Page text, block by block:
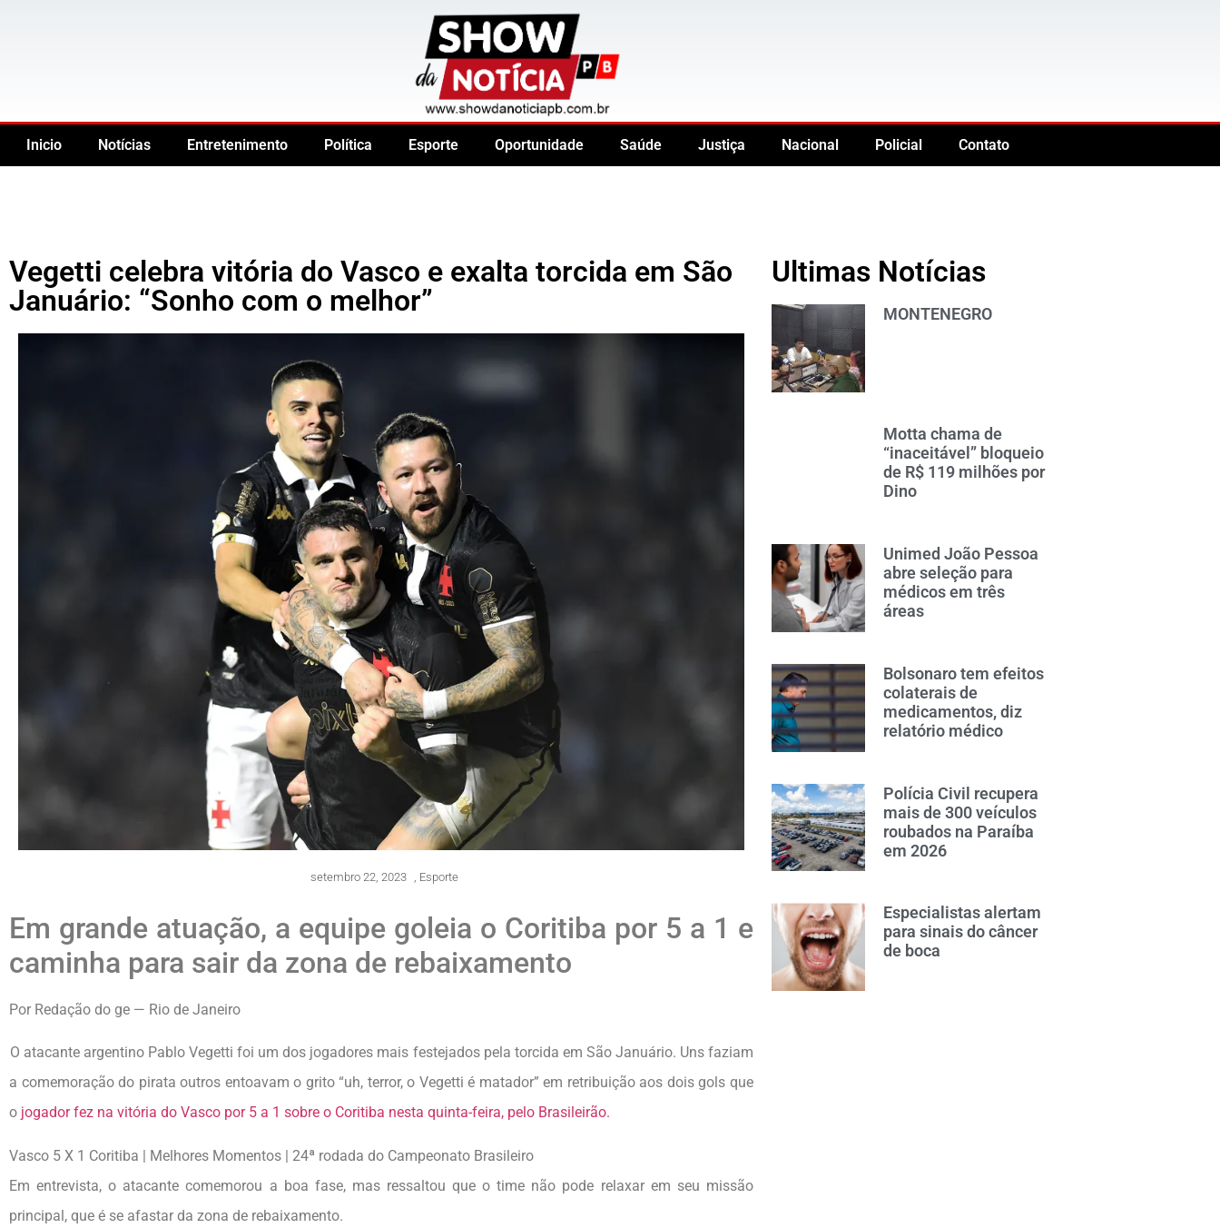
Inicio Notícias Entretenimento Política Esporte Oportunidade Saúde Justiça Nacional Policial Contato
Vegetti celebra vitória do Vasco e exalta torcida em São
Januário: “Sonho com o melhor”
setembro 22, 2023 Esporte
Em grande atuação, a equipe goleia o Coritiba por 5 a 1 e
caminha para sair da zona de rebaixamento
Por Redação do ge — Rio de Janeiro
O atacante argentino Pablo Vegetti foi um dos jogadores mais festejados pela torcida em São Januário. Uns faziam
a comemoração do pirata outros entoavam o grito “uh, terror, o Vegetti é matador” em retribuição aos dois gols que
o jogador fez na vitória do Vasco por 5 a 1 sobre o Coritiba nesta quinta-feira, pelo Brasileirão.
Vasco 5 X 1 Coritiba | Melhores Momentos | 24ª rodada do Campeonato Brasileiro
Em entrevista, o atacante comemorou a boa fase, mas ressaltou que o time não pode relaxar em seu missão
principal, que é se afastar da zona de rebaixamento.
Ultimas Notícias
MONTENEGRO
Motta chama de
“inaceitável” bloqueio
de R$ 119 milhões por
Dino
Unimed João Pessoa
abre seleção para
médicos em três
áreas
Bolsonaro tem efeitos
colaterais de
medicamentos, diz
relatório médico
Polícia Civil recupera
mais de 300 veículos
roubados na Paraíba
em 2026
Especialistas alertam
para sinais do câncer
de boca